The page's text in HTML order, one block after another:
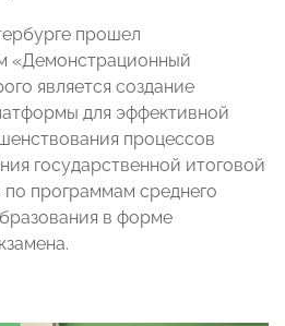
прошел
«Демонстрационный
является создание
для эффективной
процессов
государственной итоговой
по программам среднего
в форме